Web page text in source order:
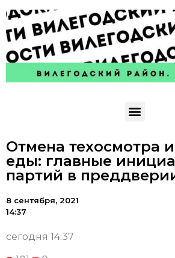
Отмена техосмотра
еды: главные
партий в
8 сентября, 2021
14:37
сегодня 14:37